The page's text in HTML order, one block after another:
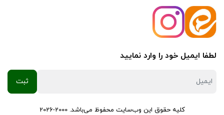
لطفا ایمیل خود را وارد نمایید
کلیه حقوق این وب‌سایت محفوظ می‌باشد. 2000-2026